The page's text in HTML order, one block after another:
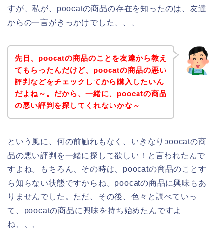
すが、私が、poocatの商品の存在を知ったのは、友達
からの一言がきっかけでした、、、
先日、poocatの商品のことを友達から教え
てもらったんだけど、poocatの商品の悪い
評判などをチェックしてから購入したいん
だよね～。だから、一緒に、poocatの商品
の悪い評判を探してくれないかな～
という風に、何の前触れもなく、いきなりpoocatの商
品の悪い評判を一緒に探して欲しい！と言われたんで
すよね。もちろん、その時は、poocatの商品のことす
ら知らない状態ですからね。poocatの商品に興味もあ
りませんでした。ただ、その後、色々と調べていっ
て、poocatの商品に興味を持ち始めたんですよ
ね、、、